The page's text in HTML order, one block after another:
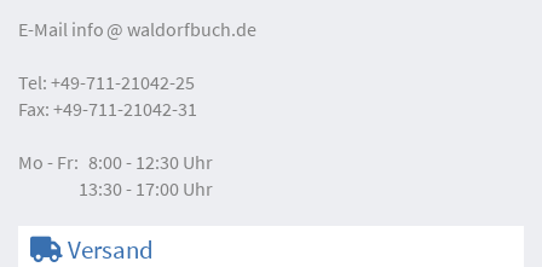
E-Mail info waldorfbuch.de
Tel: +49-711-21042-25
Fax: +49-711-21042-31
Mo - Fr: 8:00 - 12:30 Uhr
13:30 - 17:00 Uhr
Versand